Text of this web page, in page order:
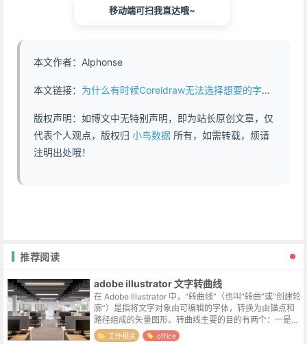
移动端可扫我直达哦~
本文作者：Alphonse
本文链接： 为什么有时候Coreldraw无法选择想要的字体 - https://www.abddb.com/why_sometimes_coreldraw_can_not_choose_fonts.html
版权声明：如博文中无特别声明，即为站长原创文章，仅
代表个人观点，版权归 小鸟数据 所有，如需转载，烦请
注明出处哦！
推荐阅读
adobe illustrator 文字转曲线
在 Adobe Illustrator 中，“转曲线”（也叫“转曲”或“创建轮
廓”）是指将文字对象由可编辑的字体，转换为由锚点和
路径组成的矢量图形。转曲线主要的目的有两个：一是防
止文件在别的电脑上打开时，因缺少字体导致排版错乱，
工作相关 office